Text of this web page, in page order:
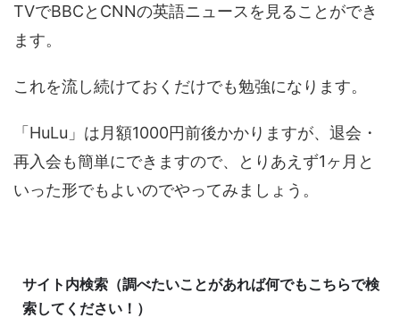
TVでBBCとCNNの英語ニュースを見ることができ
ます。
これを流し続けておくだけでも勉強になります。
「HuLu」は月額1000円前後かかりますが、退会・
再入会も簡単にできますので、とりあえず1ヶ月と
いった形でもよいのでやってみましょう。
サイト内検索（調べたいことがあれば何でもこちらで検
索してください！）